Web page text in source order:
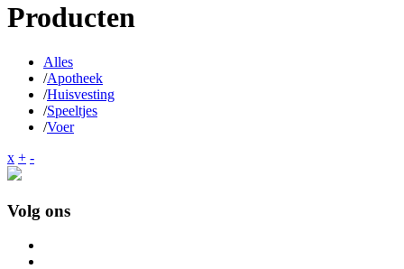
Producten
Alles
/Apotheek
/Huisvesting
/Speeltjes
/Voer
x + -
Volg ons